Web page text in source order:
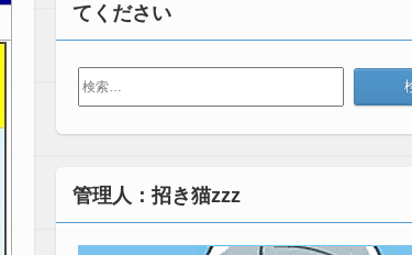
てください
検
索:
管理人：招き猫zzz